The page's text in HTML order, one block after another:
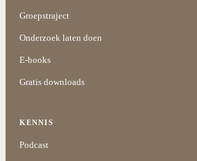
Groepstraject
Onderzoek laten doen
E-books
Gratis downloads
KENNIS
Podcast